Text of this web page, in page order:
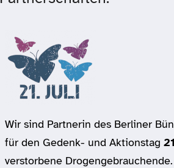
Wir sind Partnerin des Berliner
für den Gedenk- und Aktionstag
verstorbene Drogengebrauchende.